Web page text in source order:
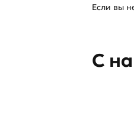
Если вы
С